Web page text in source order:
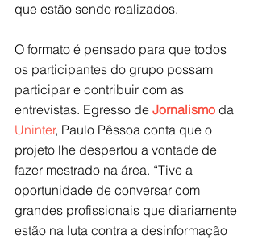
que estão sendo realizados.
O formato é pensado para que todos
os participantes do grupo possam
participar e contribuir com as
entrevistas. Egresso de Jornalismo da
Uninter, Paulo Pêssoa conta que o
projeto lhe despertou a vontade de
fazer mestrado na área. “Tive a
oportunidade de conversar com
grandes profissionais que diariamente
estão na luta contra a desinformação